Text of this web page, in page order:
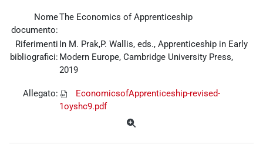
Nome
documento:
The Economics of Apprenticeship
Riferimenti
bibliografici:
In M. Prak,P. Wallis, eds., Apprenticeship in Early
Modern Europe, Cambridge University Press,
2019
Allegato:
EconomicsofApprenticeship-revised-
1oyshc9.pdf